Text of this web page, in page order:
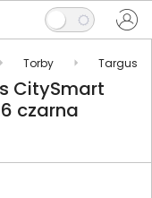
Torby Targus
CitySmart
czarna